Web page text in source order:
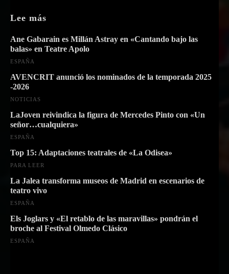
Lee más
Ane Gabarain es Millán Astray en «Cantando bajo las
balas» en Teatre Apolo
ESPAÑA
AVENCRIT anunció los nominados de la temporada 2025
-2026
NOTICIAS
LaJoven reivindica la figura de Mercedes Pinto con «Un
señor…cualquiera»
ESPAÑA
Top 15: Adaptaciones teatrales de «La Odisea»
PARA LEER
La Jalea transforma museos de Madrid en escenarios de
teatro vivo
ESPAÑA
Els Joglars y «El retablo de las maravillas» pondrán el
broche al Festival Olmedo Clásico
ESPAÑA